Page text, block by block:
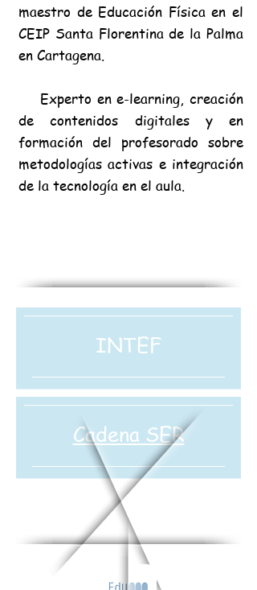
maestro deEducación Física en el
CEIP Santa Florentina de la Palma
en Cartagena.
Experto en e-learning, creación
de contenidos digitales y en
formación del profesorado sobre
metodologías activas e integración
de la tecnología en el aula.
INTEF
Cadena SER